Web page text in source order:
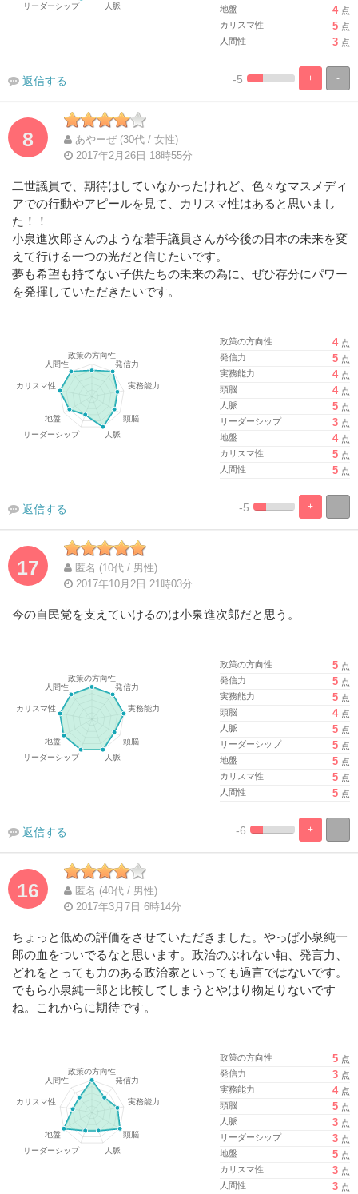
地盤 4 点
カリスマ性
5 点
人間性
3 点
-
+
%
100%
-5
返信する
8
あやーぜ (30代 / 女性)
2017年2月26日 18時55分
二世議員で、期待はしていなかったけれど、色々なマスメディ
アでの行動やアピールを見て、カリスマ性はあると思いまし
た！！
小泉進次郎さんのような若手議員さんが今後の日本の未来を変
えて行ける一つの光だと信じたいです。
夢も希望も持てない子供たちの未来の為に、ぜひ存分にパワー
を発揮していただきたいです。
政策の方向性 4 点
発信力
5 点
実務能力
4 点
頭脳
4 点
人脈
5 点
リーダーシップ
3 点
地盤
4 点
カリスマ性
5 点
人間性
5 点
-
+
%
100%
-5
返信する
17
匿名 (10代 / 男性)
2017年10月2日 21時03分
今の自民党を支えていけるのは小泉進次郎だと思う。
政策の方向性 5 点
発信力
5 点
実務能力
5 点
頭脳
4 点
人脈
5 点
リーダーシップ
5 点
地盤
5 点
カリスマ性
5 点
人間性
5 点
-
+
%
100%
-6
返信する
16
匿名 (40代 / 男性)
2017年3月7日 6時14分
ちょっと低めの評価をさせていただきました。やっぱ小泉純一
郎の血をついでるなと思います。政治のぶれない軸、発言力、
どれをとっても力のある政治家といっても過言ではないです。
でもら小泉純一郎と比較してしまうとやはり物足りないです
ね。これからに期待です。
政策の方向性 5 点
発信力
3 点
実務能力
4 点
頭脳
5 点
人脈
3 点
リーダーシップ
3 点
地盤
5 点
カリスマ性
3 点
人間性
3 点